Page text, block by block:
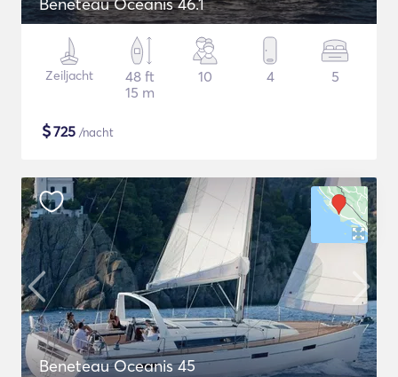
Zeiljacht
48 ft
15 m
10 4 5
$725 /nacht
Beneteau Oceanis 45